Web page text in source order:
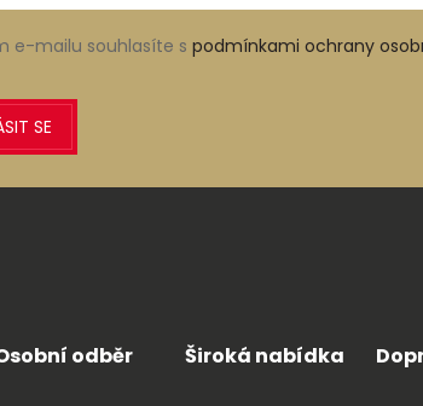
e-mailu souhlasíte s podmínkami ochrany
SE
odběr Široká nabídka